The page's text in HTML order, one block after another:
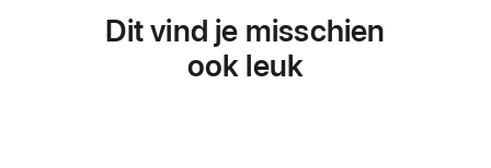
Dit vind je misschien
ook leuk